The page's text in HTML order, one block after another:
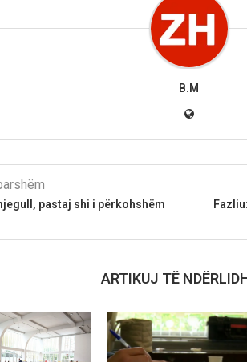
B.M
pastaj shi i përkohshëm
ARTIKUJ TË